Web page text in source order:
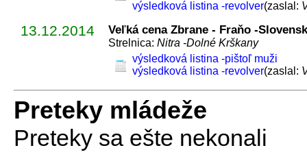
výsledková listina -revolver(zaslal:
13.12.2014 Veľká cena Zbrane - Fraňo -
Strelnica: Nitra -Dolné Krškany
výsledková listina -pištoľ muži
výsledková listina -revolver(zaslal:
Preteky mládeže
Preteky sa ešte nekonali